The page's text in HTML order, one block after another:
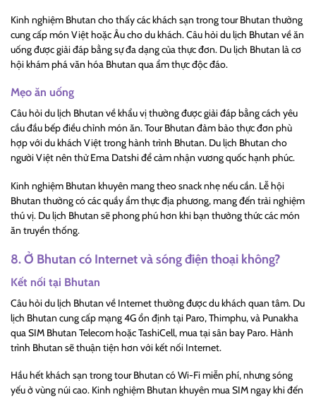
Kinh nghiệm Bhutan cho thấy các khách sạn trong tour Bhutan thường
cung cấp món Việt hoặc Âu cho du khách. Câu hỏi du lịch Bhutan về ăn
uống được giải đáp bằng sự đa dạng của thực đơn. Du lịch Bhutan là cơ
hội khám phá văn hóa Bhutan qua ẩm thực độc đáo.
Mẹo ăn uống
Câu hỏi du lịch Bhutan về khẩu vị thường được giải đáp bằng cách yêu
cầu đầu bếp điều chỉnh món ăn. Tour Bhutan đảm bảo thực đơn phù
hợp với du khách Việt trong hành trình Bhutan. Du lịch Bhutan cho
người Việt nên thử Ema Datshi để cảm nhận vương quốc hạnh phúc.
Kinh nghiệm Bhutan khuyên mang theo snack nhẹ nếu cần. Lễ hội
Bhutan thường có các quầy ẩm thực địa phương, mang đến trải nghiệm
thú vị. Du lịch Bhutan sẽ phong phú hơn khi bạn thưởng thức các món
ăn truyền thống.
8. Ở Bhutan có Internet và sóng điện thoại không?
Kết nối tại Bhutan
Câu hỏi du lịch Bhutan về Internet thường được du khách quan tâm. Du
lịch Bhutan cung cấp mạng 4G ổn định tại Paro, Thimphu, và Punakha
qua SIM Bhutan Telecom hoặc TashiCell, mua tại sân bay Paro. Hành
trình Bhutan sẽ thuận tiện hơn với kết nối Internet.
Hầu hết khách sạn trong tour Bhutan có Wi-Fi miễn phí, nhưng sóng
yếu ở vùng núi cao. Kinh nghiệm Bhutan khuyên mua SIM ngay khi đến